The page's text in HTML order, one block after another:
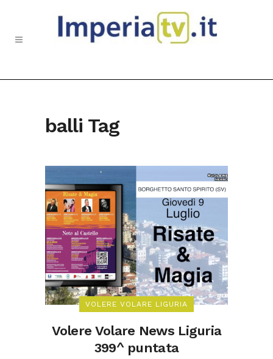
balli Tag
VOLERE VOLARE LIGURIA
Volere Volare News Liguria
399^ puntata